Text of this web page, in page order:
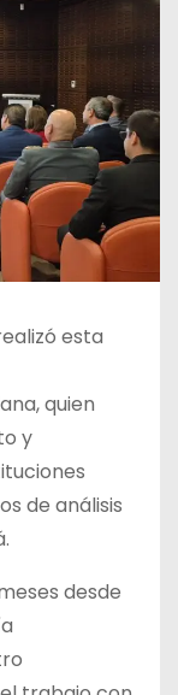
esta
quien
y
de análisis
desde